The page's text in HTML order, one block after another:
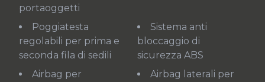
portaoggetti
Poggiatesta
regolabili per prima e
seconda fila di sedili
Sistema anti
bloccaggio di
sicurezza ABS
Airbag per
Airbag laterali per